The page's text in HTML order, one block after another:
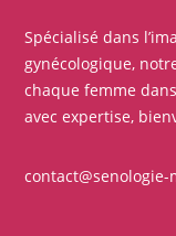
Spécialisé dans
gynécologique,
chaque femme
avec expertise,
contact@senologie-